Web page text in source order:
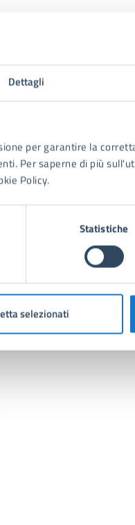
Dettagli
per garantire la
Per saperne di più
Policy.
Statistiche
selezionati
su